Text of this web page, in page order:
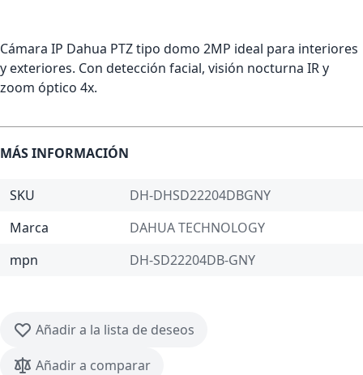
Cámara IP Dahua PTZ tipo domo 2MP ideal para interiores
y exteriores. Con detección facial, visión nocturna IR y
zoom óptico 4x.
MÁS INFORMACIÓN
SKU
DH-DHSD22204DBGNY
Marca
DAHUA TECHNOLOGY
mpn
DH-SD22204DB-GNY
Añadir a la lista de deseos
Añadir a comparar